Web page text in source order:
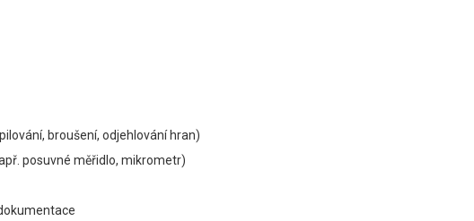
broušení, odjehlování hran)
posuvné měřidlo, mikrometr)